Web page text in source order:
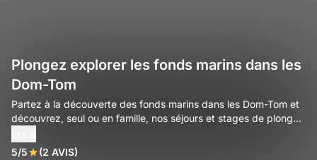
Plongez explorer les fonds marins dans les
Dom-Tom
Partez à la découverte des fonds marins dans les Dom-Tom et
découvrez, seul ou en famille, nos séjours et stages de plongée
5/5 (2 AVIS)